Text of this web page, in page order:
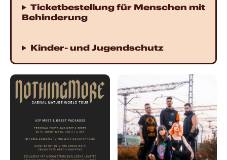
Ticketbestellung für Menschen mit
Behinderung
Kinder- und Jugendschutz